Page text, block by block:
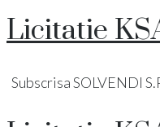
Licitatie
Subscrisa SOLVENDI